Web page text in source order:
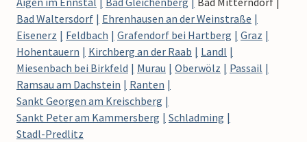
Bad Waltersdorf
Ehrenhausen an der Weinstraße
Eisenerz
Feldbach Grafendorf bei Hartberg
Graz
Hohentauern
Kirchberg an der Raab
Landl
Miesenbach bei Birkfeld
Murau Oberwölz
Passail
Ramsau am Dachstein
Ranten
Sankt Georgen am Kreischberg
Sankt Peter am Kammersberg
Schladming
Stadl-Predlitz